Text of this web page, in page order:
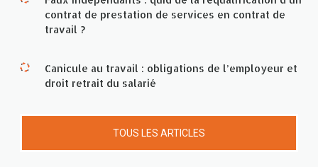
contrat de prestation de services en contrat de
travail ?
Canicule au travail : obligations de l’employeur et
droit retrait du salarié
TOUS LES ARTICLES